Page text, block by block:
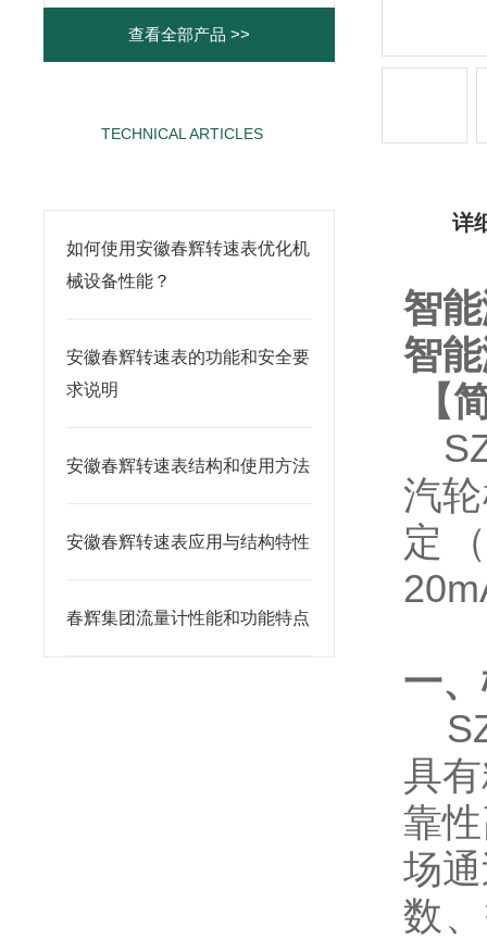
查看全部产品 >>
TECHNICAL ARTICLES
如何使用安徽春辉转速表优化机
械设备性能？
安徽春辉转速表的功能和安全要
求说明
安徽春辉转速表结构和使用方法
安徽春辉转速表应用与结构特性
春辉集团流量计性能和功能特点
详
智
智
【
汽
定
一、
具
靠
场
数